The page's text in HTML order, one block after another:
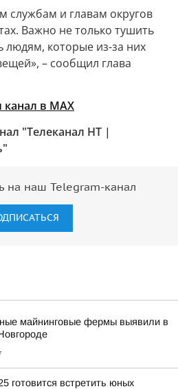
службам и главам округов
Важно не только тушить
которые из-за них
– сообщил глава
в MAX
"Телеканал НТ |
на наш Telegram-канал
майнинговые фермы выявили в
готовится встретить юных